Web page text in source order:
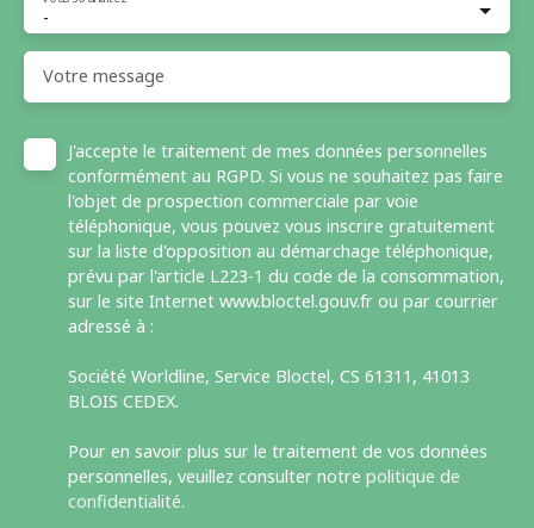
-
Votre message
J'accepte le traitement de mes données personnelles
conformément au RGPD. Si vous ne souhaitez pas faire
l'objet de prospection commerciale par voie
téléphonique, vous pouvez vous inscrire gratuitement
sur la liste d'opposition au démarchage téléphonique,
prévu par l'article L223-1 du code de la consommation,
sur le site Internet www.bloctel.gouv.fr ou par courrier
adressé à :
Société Worldline, Service Bloctel, CS 61311, 41013
BLOIS CEDEX.
Pour en savoir plus sur le traitement de vos données
personnelles, veuillez consulter notre politique de
confidentialité.